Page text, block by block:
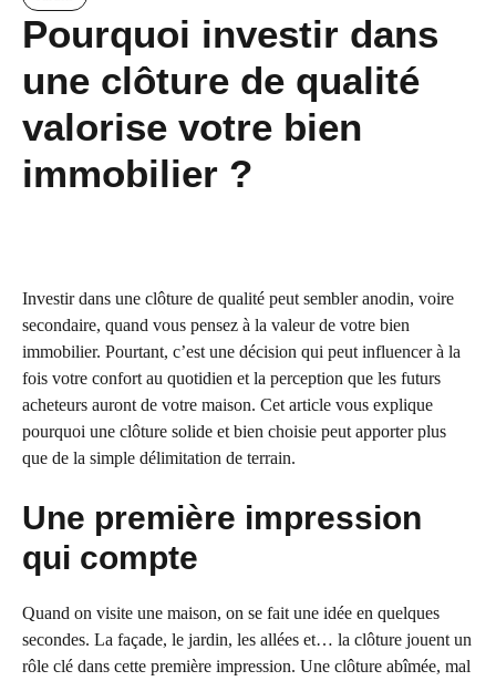
Pourquoi investir dans
une clôture de qualité
valorise votre bien
immobilier ?
Investir dans une clôture de qualité peut sembler anodin, voire
secondaire, quand vous pensez à la valeur de votre bien
immobilier. Pourtant, c’est une décision qui peut influencer à la
fois votre confort au quotidien et la perception que les futurs
acheteurs auront de votre maison. Cet article vous explique
pourquoi une clôture solide et bien choisie peut apporter plus
que de la simple délimitation de terrain.
Une première impression
qui compte
Quand on visite une maison, on se fait une idée en quelques
secondes. La façade, le jardin, les allées et… la clôture jouent un
rôle clé dans cette première impression. Une clôture abîmée, mal